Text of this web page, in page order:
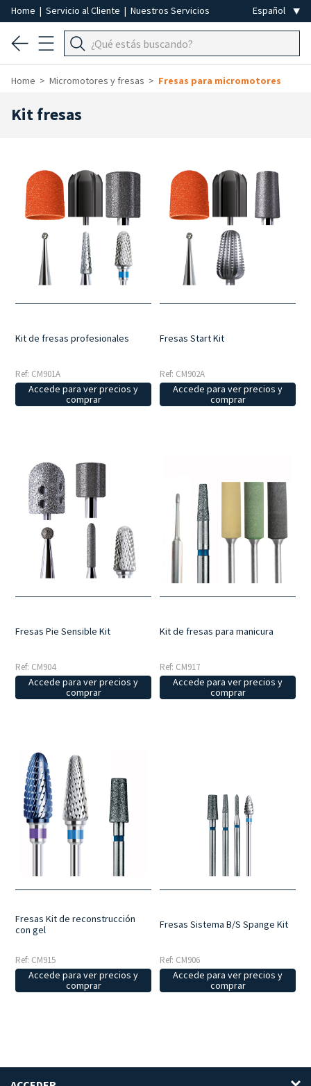
Home | Servicio al Cliente | Nuestros Servicios
Home Micromotores y fresas Fresas para micromotores
Kit fresas
Kit de fresas profesionales
Ref: CM901A
Accede para ver precios y
comprar
Fresas Start Kit
Ref: CM902A
Accede para ver precios y
comprar
Fresas Pie Sensible Kit
Ref: CM904
Accede para ver precios y
comprar
Kit de fresas para manicura
Ref: CM917
Accede para ver precios y
comprar
Fresas Kit de reconstrucción
con gel
Ref: CM915
Accede para ver precios y
comprar
Fresas Sistema B/S Spange Kit
Ref: CM906
Accede para ver precios y
comprar